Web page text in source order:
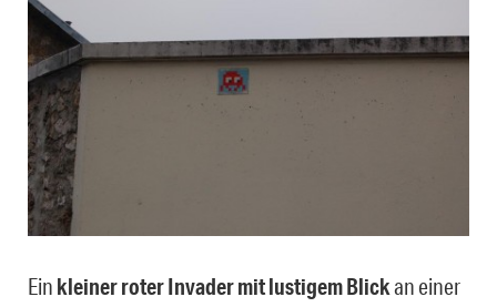
Ein kleiner roter Invader mit lustigem Blickan einer